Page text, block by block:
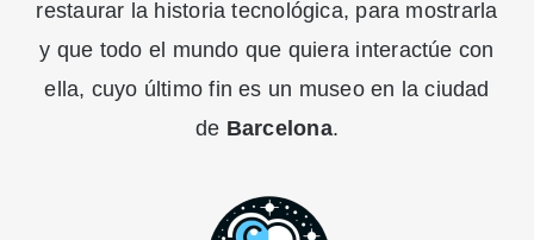
restaurar la historia tecnológica, para mostrarla
y que todo el mundo que quiera interactúe con
ella, cuyo último fin es un museo en la ciudad
de Barcelona.